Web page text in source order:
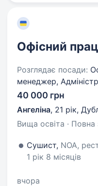
Офісний
Розглядає посади:
менеджер,
40 000 грн
Ангеліна, 21 рік,
Вища освіта · Повна
Сушист, NOA,
1 рік 8 місяців
вчора